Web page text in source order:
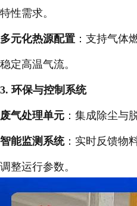
特性需求。
多元化热源配置 ：支持气体
稳定高温气流。
3. 环保与控制系统
废气处理单元 ：集成除尘与
智能监测系统：实时反馈物
调整运行参数。